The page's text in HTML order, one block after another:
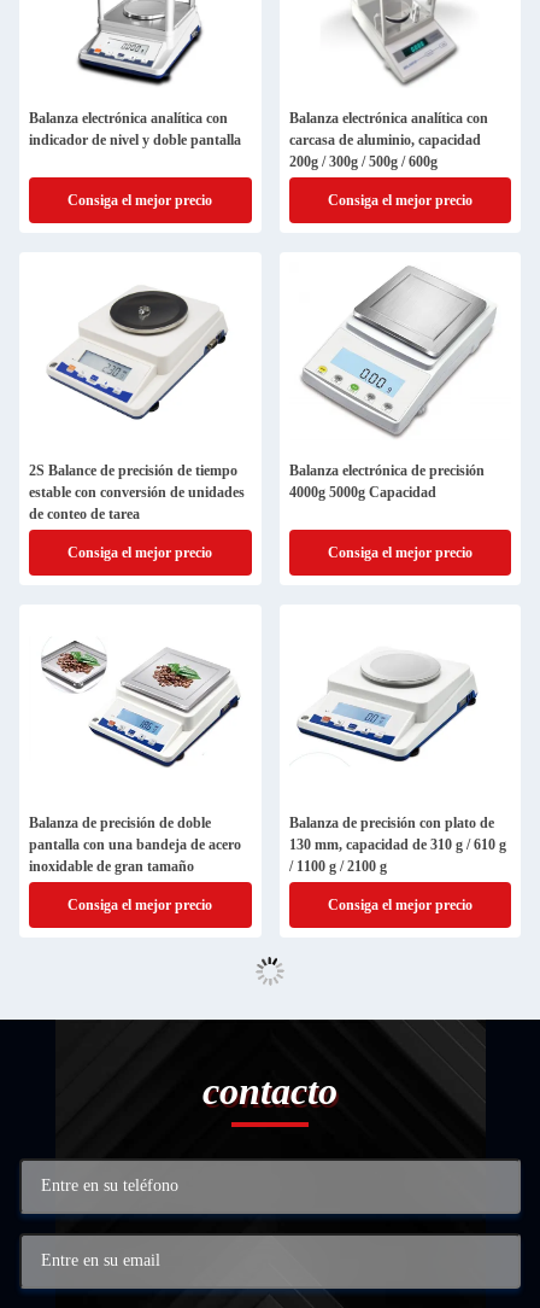
Balanza electrónica analítica con
indicador de nivel y doble pantalla
Consiga el mejor precio
Balanza electrónica analítica con
carcasa de aluminio, capacidad
200g / 300g / 500g / 600g
Consiga el mejor precio
2S Balance de precisión de tiempo
estable con conversión de unidades
de conteo de tarea
Consiga el mejor precio
Balanza electrónica de precisión
4000g 5000g Capacidad
Consiga el mejor precio
Balanza de precisión de doble
pantalla con una bandeja de acero
inoxidable de gran tamaño
Consiga el mejor precio
Balanza de precisión con plato de
130 mm, capacidad de 310 g / 610 g
/ 1100 g / 2100 g
Consiga el mejor precio
contacto